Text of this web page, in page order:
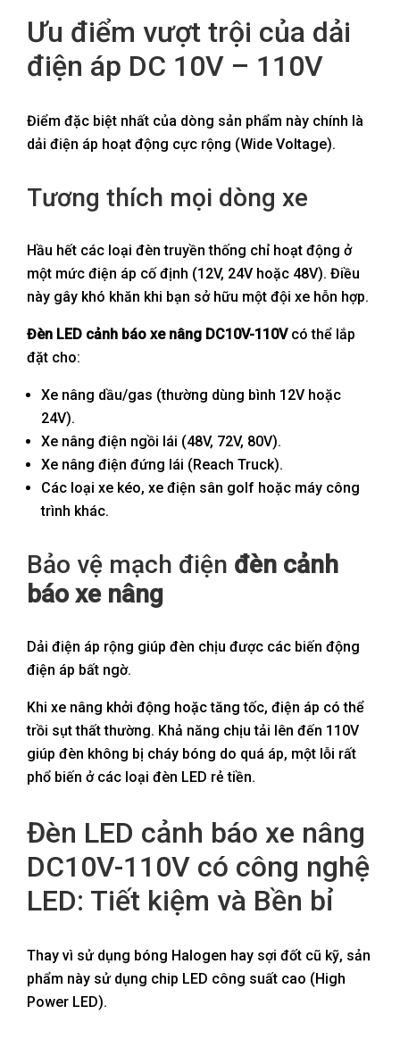
Ưu điểm vượt trội của dải
điện áp DC 10V – 110V
Điểm đặc biệt nhất của dòng sản phẩm này chính là
dải điện áp hoạt động cực rộng (Wide Voltage).
Tương thích mọi dòng xe
Hầu hết các loại đèn truyền thống chỉ hoạt động ở
một mức điện áp cố định (12V, 24V hoặc 48V). Điều
này gây khó khăn khi bạn sở hữu một đội xe hỗn hợp.
Đèn LED cảnh báo xe nâng DC10V-110Vcó thể lắp
đặt cho:
Xe nâng dầu/gas (thường dùng bình 12V hoặc
24V).
Xe nâng điện ngồi lái (48V, 72V, 80V).
Xe nâng điện đứng lái (Reach Truck).
Các loại xe kéo, xe điện sân golf hoặc máy công
trình khác.
Bảo vệ mạch điện đèn cảnh
báo xe nâng
Dải điện áp rộng giúp đèn chịu được các biến động
điện áp bất ngờ.
Khi xe nâng khởi động hoặc tăng tốc, điện áp có thể
trồi sụt thất thường. Khả năng chịu tải lên đến 110V
giúp đèn không bị cháy bóng do quá áp, một lỗi rất
phổ biến ở các loại đèn LED rẻ tiền.
Đèn LED cảnh báo xe nâng
DC10V-110V có công nghệ
LED: Tiết kiệm và Bền bỉ
Thay vì sử dụng bóng Halogen hay sợi đốt cũ kỹ, sản
phẩm này sử dụng chip LED công suất cao (High
Power LED).